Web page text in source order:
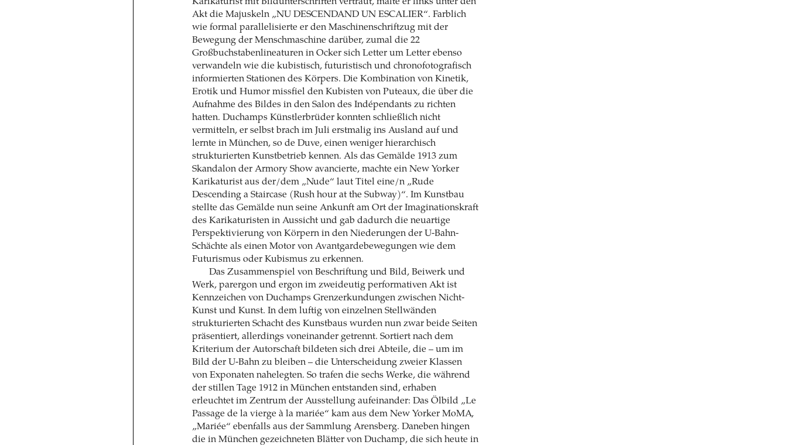
Akt die Majuskeln „NU DESCENDAND UN ESCALIER“. Farblich
wie formal parallelisierte er den Maschinenschriftzug mit der
Bewegung der Menschmaschine darüber, zumal die 22
Großbuchstabenlineaturen in Ocker sich Letter um Letter ebenso
verwandeln wie die kubistisch, futuristisch und chronofotografisch
informierten Stationen des Körpers. Die Kombination von Kinetik,
Erotik und Humor missfiel den Kubisten von Puteaux, die über die
Aufnahme des Bildes in den Salon des Indépendants zu richten
hatten. Duchamps Künstlerbrüder konnten schließlich nicht
vermitteln, er selbst brach im Juli erstmalig ins Ausland auf und
lernte in München, so de Duve, einen weniger hierarchisch
strukturierten Kunstbetrieb kennen. Als das Gemälde 1913 zum
Skandalon der Armory Show avancierte, machte ein New Yorker
Karikaturist aus der/dem „Nude“ laut Titel eine/n „Rude
Descending a Staircase (Rush hour at the Subway)“. Im Kunstbau
stellte das Gemälde nun seine Ankunft am Ort der Imaginationskraft
des Karikaturisten in Aussicht und gab dadurch die neuartige
Perspektivierung von Körpern in den Niederungen der U-Bahn-
Schächte als einen Motor von Avantgardebewegungen wie dem
Futurismus oder Kubismus zu erkennen.
Das Zusammenspiel von Beschriftung und Bild, Beiwerk und
Werk, parergon und ergon im zweideutig performativen Akt ist
Kennzeichen von Duchamps Grenzerkundungen zwischen Nicht-
Kunst und Kunst. In dem luftig von einzelnen Stellwänden
strukturierten Schacht des Kunstbaus wurden nun zwar beide Seiten
präsentiert, allerdings voneinander getrennt. Sortiert nach dem
Kriterium der Autorschaft bildeten sich drei Abteile, die – um im
Bild der U-Bahn zu bleiben – die Unterscheidung zweier Klassen
von Exponaten nahelegten. So trafen die sechs Werke, die während
der stillen Tage 1912 in München entstanden sind, erhaben
erleuchtet im Zentrum der Ausstellung aufeinander: Das Ölbild „Le
Passage de la vierge à la mariée“ kam aus dem New Yorker MoMA,
„Mariée“ ebenfalls aus der Sammlung Arensberg. Daneben hingen
die in München gezeichneten Blätter von Duchamp, die sich heute in